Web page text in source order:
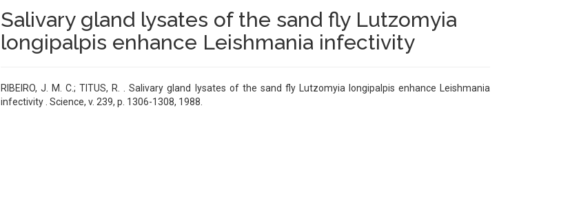
Salivary gland lysates of the sand fly Lutzomyia
longipalpis enhance Leishmania infectivity
RIBEIRO, J. M. C.; TITUS, R. . Salivary gland lysates of the sand fly Lutzomyia longipalpis enhance Leishmania
infectivity . Science, v. 239, p. 1306-1308, 1988.